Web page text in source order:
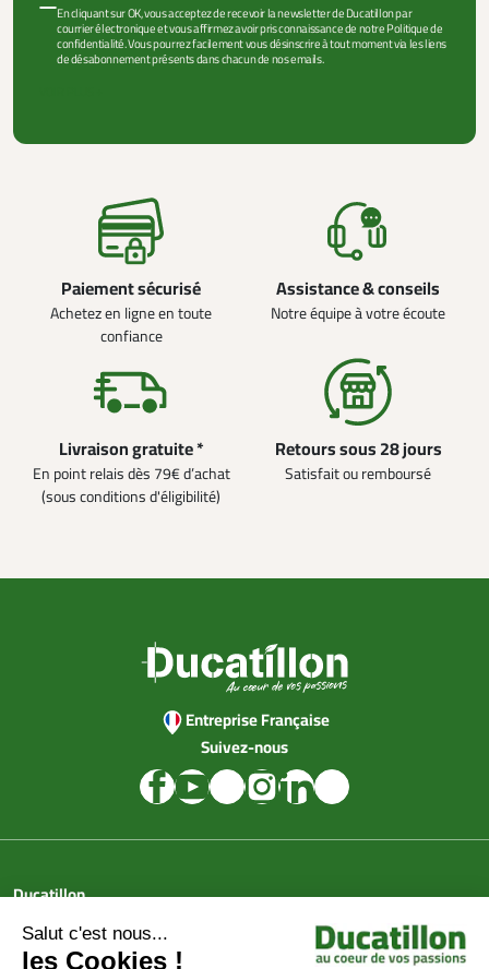
En cliquant sur OK, vous acceptez de recevoir la newsletter de Ducatillon par
courrier électronique et vous affirmez avoir pris connaissance de notre Politique de
confidentialité. Vous pourrez facilement vous désinscrire à tout moment via les liens
de désabonnement présents dans chacun de nos emails.
Paiement sécurisé
Achetez en ligne en toute
confiance
Assistance & conseils
Notre équipe à votre écoute
Livraison gratuite *
En point relais dès 79€ d’achat
(sous conditions d'éligibilité)
Retours sous 28 jours
Satisfait ou remboursé
Entreprise Française
Suivez-nous
Ducatillon
Achat en ligne